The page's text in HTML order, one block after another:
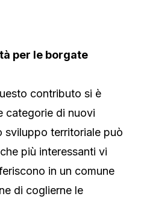
per le borgate
contributo si è
categorie di nuovi
sviluppo territoriale può
più interessanti vi
in un comune
di coglierne le